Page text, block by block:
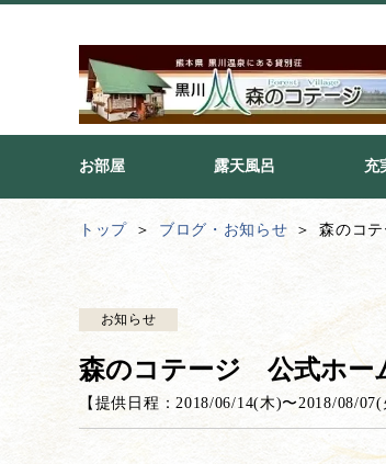
お部屋 露天風呂 充
トップ ブログ・お知らせ 森のコ
お知らせ
森のコテージ 公式ホー
【提供日程：2018/06/14(木)〜2018/08/07(